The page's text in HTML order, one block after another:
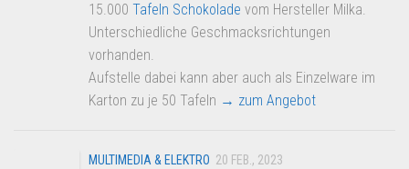
15.000 Tafeln Schokolade vom Hersteller Milka.
Unterschiedliche Geschmacksrichtungen
vorhanden.
Aufstelle dabei kann aber auch als Einzelware im
Karton zu je 50 Tafeln → zum Angebot
MULTIMEDIA & ELEKTRO 20 FEB., 2023